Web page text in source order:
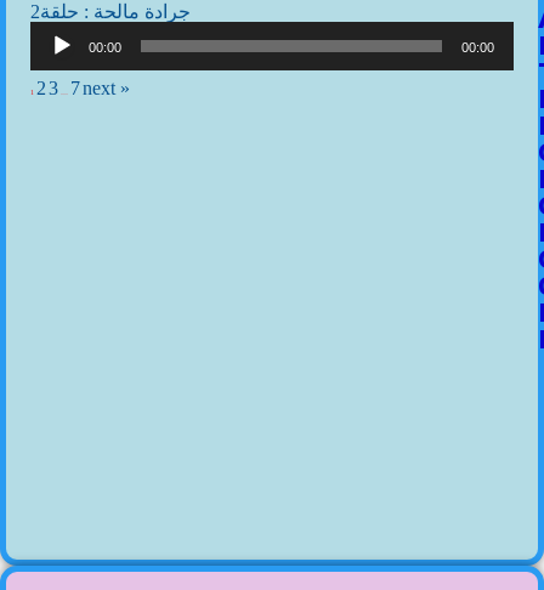
2جرادة مالحة : حلقة
00:00 00:00
1 23 7next »